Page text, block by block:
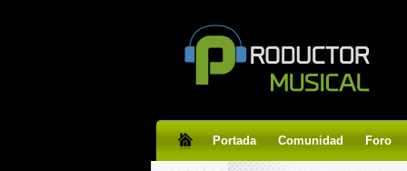
Portada Comunidad Foro